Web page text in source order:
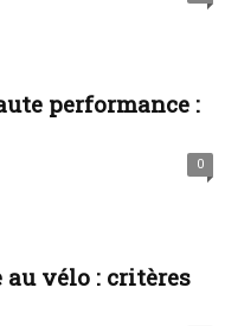
performance :
0
vélo : critères